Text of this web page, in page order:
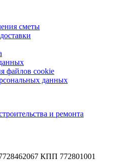
сметы
файлов cookie
данных
и ремонта
КПП 772801001